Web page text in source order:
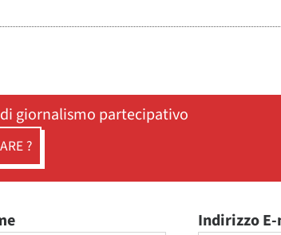
giornalismo partecipativo
?
Indirizzo